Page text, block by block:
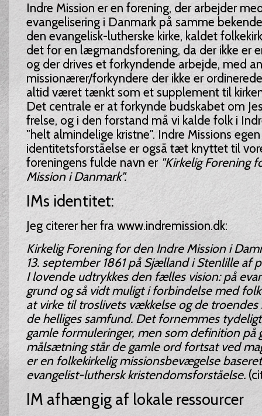
Indre Mission er en forening, der arbejder
evangelisering i Danmark på samme
den evangelisk-lutherske kirke, kaldet
det for en lægmandsforening, da der ikke er
og der drives et forkyndende arbejde, med
missionærer/forkyndere der ikke er
altid været tænkt som et supplement til
Det centrale er at forkynde budskabet om
frelse, og i den forstand må vi kalde folk i
"helt almindelige kristne". Indre Missions egen
identitetsforståelse er også tæt knyttet til
foreningens fulde navn er "Kirkelig Forening
Mission i Danmark".
IMs identitet:
Jeg citerer her fra www.indremission.dk:
Kirkelig Forening for den Indre Mission i
13. september 1861 på Sjælland i Stenlille af
I lovende udtrykkes den fælles vision: på
grund og så vidt muligt i forbindelse med
at virke til troslivets vækkelse og de
de helliges samfund. Det fornemmes
gamle formuleringer, men som definition på
målsætning står de gamle ord fortsat ved
er en folkekirkelig missionsbevægelse
evangelist-luthersk kristendomsforståelse.
IM afhængig af lokale ressourcer